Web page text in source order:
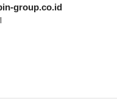
group.co.id